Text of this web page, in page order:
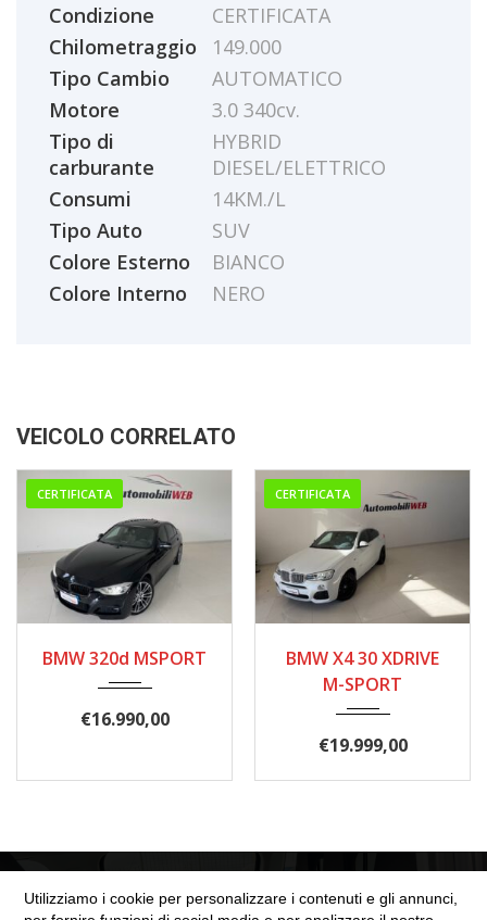
Condizione
CERTIFICATA
Chilometraggio
149.000
Tipo Cambio
AUTOMATICO
Motore
3.0 340cv.
Tipo di
carburante
HYBRID
DIESEL/ELETTRICO
Consumi
14KM./L
Tipo Auto
SUV
Colore Esterno
BIANCO
Colore Interno
NERO
VEICOLO CORRELATO
CERTIFICATA
175.000
BMW 320d MSPORT
€16.990,00
CERTIFICATA
BMW X4 30 XDRIVE
M-SPORT
€19.999,00
Utilizziamo i cookie per personalizzare i contenuti e gli annunci,